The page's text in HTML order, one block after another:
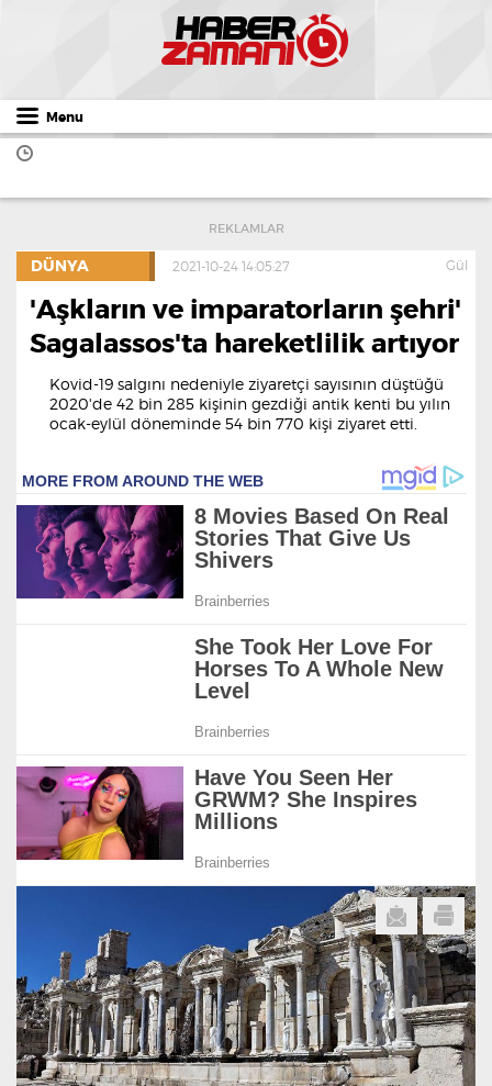
Menu
REKLAMLAR
DÜNYA 2021-10-24 14:05:27 Gül
'Aşkların ve imparatorların şehri'
Sagalassos'ta hareketlilik artıyor
Kovid-19 salgını nedeniyle ziyaretçi sayısının düştüğü
2020'de 42 bin 285 kişinin gezdiği antik kenti bu yılın
ocak-eylül döneminde 54 bin 770 kişi ziyaret etti.